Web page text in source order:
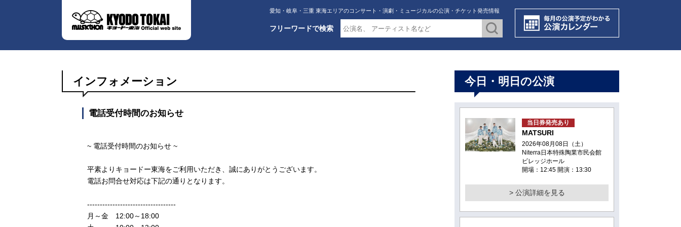
愛知・岐阜・三重 東海エリアのコンサート・演劇・ミュージカルの公演・チケット発売情報
フリーワードで検索
インフォメーション
電話受付時間のお知らせ
~ 電話受付時間のお知らせ ~
平素よりキョードー東海をご利用いただき、誠にありがとうございます。
電話お問合せ対応は下記の通りとなります。
-----------------------------------
月～金 12:00～18:00
今日・明日の公演
当日券発売あり
MATSURI
2026年08月08日（土）
Niterra日本特殊陶業市民会館
ビレッジホール
開場：12:45 開演：13:30
> 公演詳細を見る